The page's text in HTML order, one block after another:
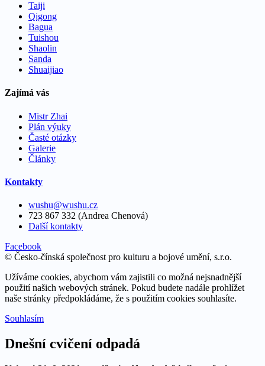
Taiji
Qigong
Bagua
Tuishou
Shaolin
Sanda
Shuaijiao
Zajímá vás
Mistr Zhai
Plán výuky
Časté otázky
Galerie
Články
Kontakty
wushu@wushu.cz
723 867 332 (Andrea Chenová)
Další kontakty
Facebook
© Česko-čínská společnost pro kulturu a bojové umění, s.r.o.
Užíváme cookies, abychom vám zajistili co možná nejsnadnější
použití našich webových stránek. Pokud budete nadále prohlížet
naše stránky předpokládáme, že s použitím cookies souhlasíte.
Souhlasím
Dnešní cvičení odpadá